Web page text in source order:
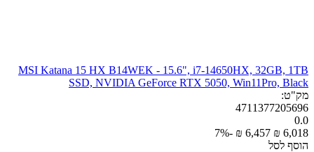
MSI Katana 15 HX B14WEK - 15.6", i7-14650HX, 32GB, 1TB
SSD, NVIDIA GeForce RTX 5050, Win11Pro, Black
מק"ט:
4711377205696
0.0
₪ 6,018
₪ 6,457
-7%
הוסף לסל